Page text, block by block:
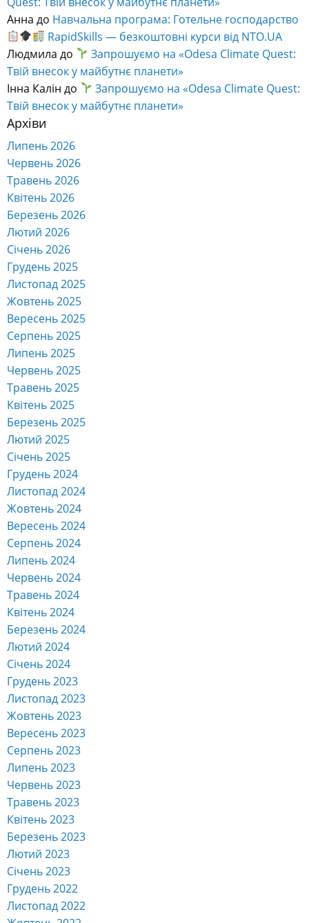
Анна до Навчальна програма: Готельне господарство
RapidSkills — безкоштовні курси від NTO.UA
Людмила до
Запрошуємо на «Odesa Climate Quest:
Твій внесок у майбутнє планети»
Інна Калін до
Запрошуємо на «Odesa Climate Quest:
Твій внесок у майбутнє планети»
Архіви
Липень 2026
Червень 2026
Травень 2026
Квітень 2026
Березень 2026
Лютий 2026
Січень 2026
Грудень 2025
Листопад 2025
Жовтень 2025
Вересень 2025
Серпень 2025
Липень 2025
Червень 2025
Травень 2025
Квітень 2025
Березень 2025
Лютий 2025
Січень 2025
Грудень 2024
Листопад 2024
Жовтень 2024
Вересень 2024
Серпень 2024
Липень 2024
Червень 2024
Травень 2024
Квітень 2024
Березень 2024
Лютий 2024
Січень 2024
Грудень 2023
Листопад 2023
Жовтень 2023
Вересень 2023
Серпень 2023
Липень 2023
Червень 2023
Травень 2023
Квітень 2023
Березень 2023
Лютий 2023
Січень 2023
Грудень 2022
Листопад 2022